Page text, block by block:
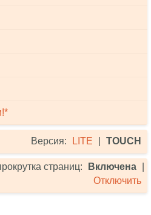
Версия: LITE TOUCH
страниц: Включена
Отключить